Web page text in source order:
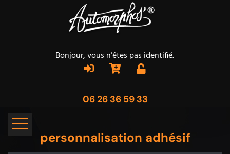
Bonjour, vous n’êtes pas identifié.
06 26 36 59 33
personnalisation adhésif